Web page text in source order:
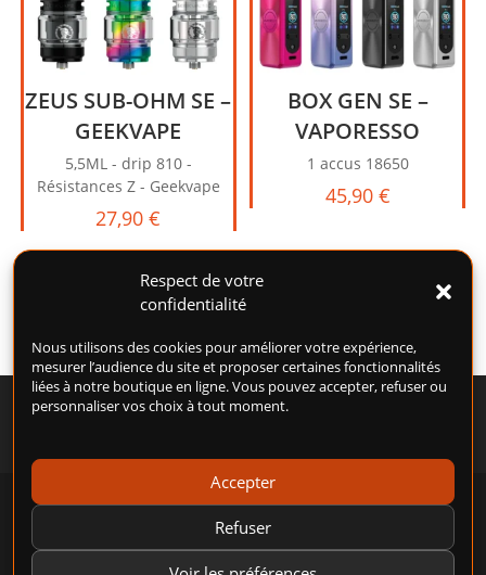
Respect de votre
confidentialité
Nous utilisons des cookies pour améliorer votre expérience,
mesurer l’audience du site et proposer certaines fonctionnalités
liées à notre boutique en ligne. Vous pouvez accepter, refuser ou
personnaliser vos choix à tout moment.
Accepter
Refuser
ZEUS SUB-OHM SE –
GEEKVAPE
5,5ML - drip 810 -
Résistances Z - Geekvape
27,90€
BOX GEN SE –
VAPORESSO
1 accus 18650
45,90 €
POLITIQUE DE COOKIES (UE)
CONDITIONS GÉNÉRALES D’UTILISATION (CGU)
CONDITIONS GÉNÉRALES DE VENTE (CGV)